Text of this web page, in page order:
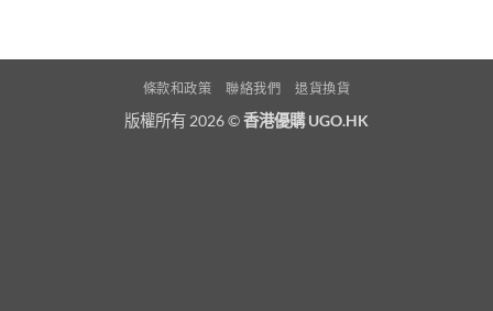
條款和政策 聯絡我們 退貨換貨
版權所有 2026 ©香港優購 UGO.HK